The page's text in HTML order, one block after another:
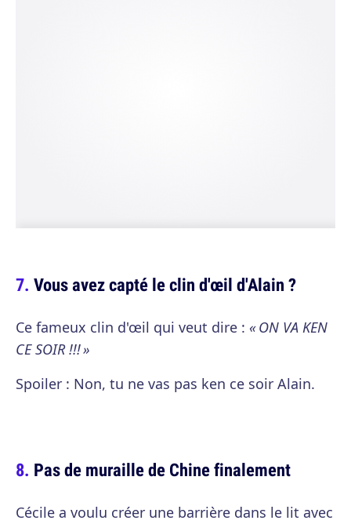
Vous avez capté le clin d'œil d'Alain ?
Ce fameux clin d'œil qui veut dire : « ON VA KEN
CE SOIR !!! »
Spoiler : Non, tu ne vas pas ken ce soir Alain.
Pas de muraille de Chine finalement
Cécile a voulu créer une barrière dans le lit avec